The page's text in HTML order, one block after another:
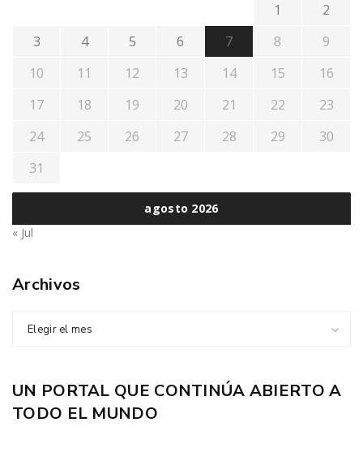
agosto 2026
1
2
3
4 5 6 7 8
9
10
11 12 13 14 15
16
17
18 19 20 21 22
23
24
25 26 27 28 29
30
31
« Jul
Archivos
Elegir el mes
UN PORTAL QUE CONTINÚA ABIERTO A
TODO EL MUNDO